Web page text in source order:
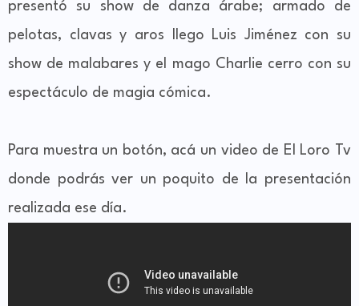
presentó su show de danza árabe; armado de
pelotas, clavas y aros llego Luis Jiménez con su
show de malabares y el mago Charlie cerro con su
espectáculo de magia cómica.
Para muestra un botón, acá un video de El Loro Tv
donde podrás ver un poquito de la presentación
realizada ese día.